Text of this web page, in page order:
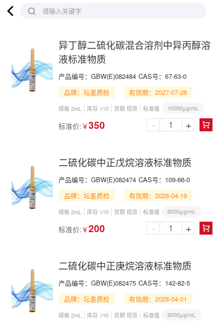
 请输入关键字
异丁醇二硫化碳混合溶剂中异丙醇溶
液标准物质
产品编号： GBW(E)082484 CAS号： 67-63-0
品牌：坛墨质检
有效期：2027-07-26
规格 2mL 库存 ≥10 货期 现货 标准值 10000μg/mL
标准价: ￥350 
- +
二硫化碳中正戊烷溶液标准物质
产品编号： GBW(E)082474 CAS号： 109-66-0
品牌：坛墨质检
有效期：2028-04-19
规格 2mL 库存 ≥10 货期 现货 标准值 6000μg/mL
标准价: ￥200 
- +
二硫化碳中正庚烷溶液标准物质
产品编号： GBW(E)082475 CAS号： 142-82-5
品牌：坛墨质检
有效期：2028-04-01
规格 2mL 库存 ≥10 货期 现货 标准值 6000μg/mL